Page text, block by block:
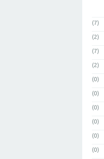
(7)
(2)
(7)
(2)
(0)
(0)
(0)
(0)
(0)
(0)